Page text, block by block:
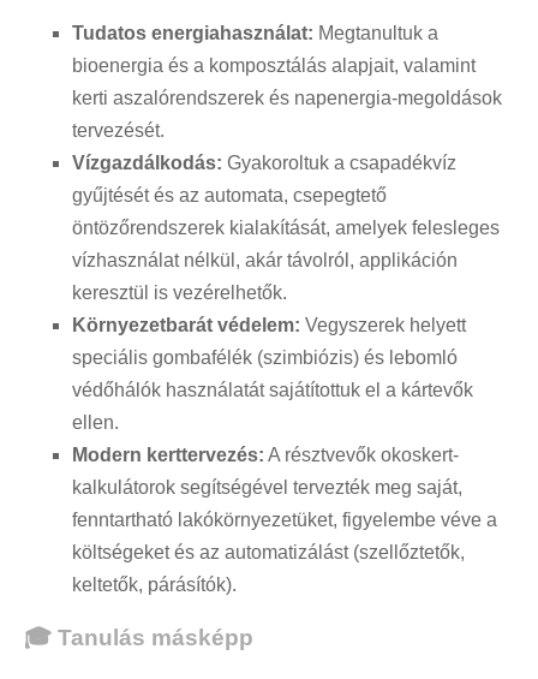
Tudatos energiahasználat: Megtanultuk a
bioenergia és a komposztálás alapjait, valamint
kerti aszalórendszerek és napenergia-megoldások
tervezését.
Vízgazdálkodás: Gyakoroltuk a csapadékvíz
gyűjtését és az automata, csepegtető
öntözőrendszerek kialakítását, amelyek felesleges
vízhasználat nélkül, akár távolról, applikáción
keresztül is vezérelhetők.
Környezetbarát védelem: Vegyszerek helyett
speciális gombafélék (szimbiózis) és lebomló
védőhálók használatát sajátítottuk el a kártevők
ellen.
Modern kerttervezés: A résztvevők okoskert-
kalkulátorok segítségével tervezték meg saját,
fenntartható lakókörnyezetüket, figyelembe véve a
költségeket és az automatizálást (szellőztetők,
keltetők, párásítók).
🎓 Tanulás másképp